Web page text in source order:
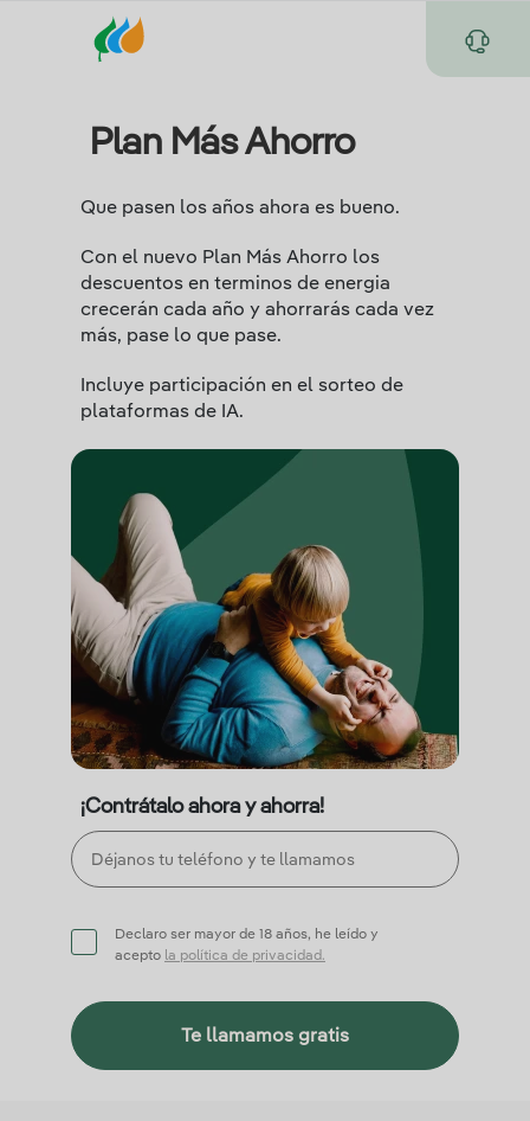
Plan Más Ahorro
Que pasen los años ahora es bueno.
Con el nuevo Plan Más Ahorro los
descuentos en terminos de energia
crecerán cada año y ahorrarás cada vez
más, pase lo que pase.
Incluye participación en el sorteo de
plataformas de IA.
¡Contrátalo ahora y ahorra!
Declaro ser mayor de 18 años, he leído y
acepto la política de privacidad.
Te llamamos gratis